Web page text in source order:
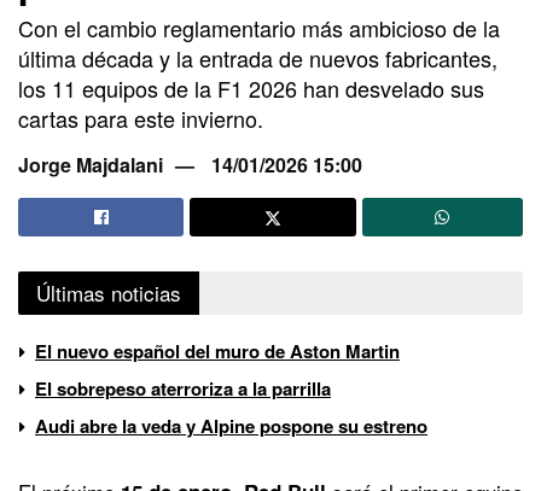
Con el cambio reglamentario más ambicioso de la
última década y la entrada de nuevos fabricantes,
los 11 equipos de la F1 2026 han desvelado sus
cartas para este invierno.
Jorge Majdalani 14/01/2026 15:00
Últimas noticias
El nuevo español del muro de Aston Martin
El sobrepeso aterroriza a la parrilla
Audi abre la veda y Alpine pospone su estreno